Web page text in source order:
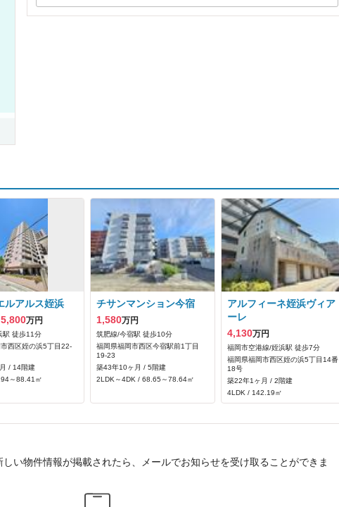
ルアルス姪浜
万円
駅 徒歩11分
西区姪の浜5丁目22-
/ 14階建
～88.41㎡
チサンマンション今宿
1,580万円
筑肥線/今宿駅 徒歩10分
福岡県福岡市西区今宿駅前1丁目
19-23
築43年10ヶ月 / 5階建
2LDK～4DK / 68.65～78.64㎡
アルフィーネ姪浜ヴィア
ーレ
4,130万円
福岡市空港線/姪浜駅 徒歩7分
福岡県福岡市西区姪の浜5丁目14番
18号
築22年1ヶ月 / 2階建
4LDK / 142.19㎡
い物件情報が掲載されたら、メールでお知らせを受け取ることができま